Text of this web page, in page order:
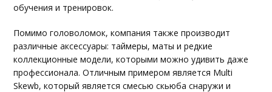
обучения и тренировок.
Помимо головоломок, компания также производит
различные аксессуары: таймеры, маты и редкие
коллекционные модели, которыми можно удивить даже
профессионала. Отличным примером является Multi
Skewb, который является смесью скьюба снаружи и